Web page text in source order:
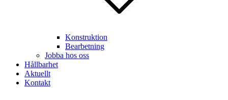
Konstruktion
Bearbetning
Jobba hos oss
Hållbarhet
Aktuellt
Kontakt